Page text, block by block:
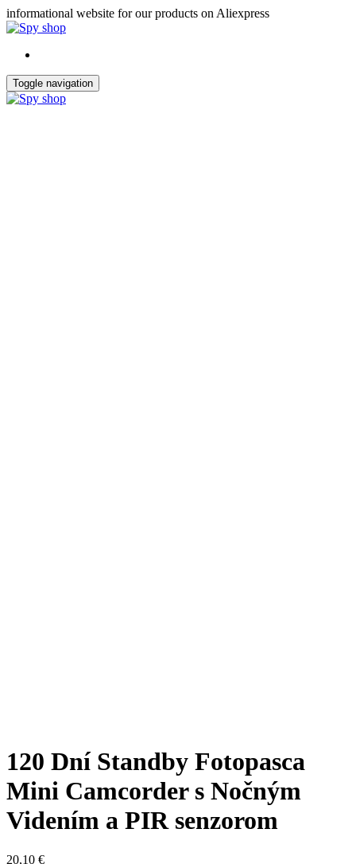
Skip
to
content
informational website for our products on Aliexpress
Toggle navigation
120 Dní Standby Fotopasca
Mini Camcorder s Nočným
Videním a PIR senzorom
20,10 €